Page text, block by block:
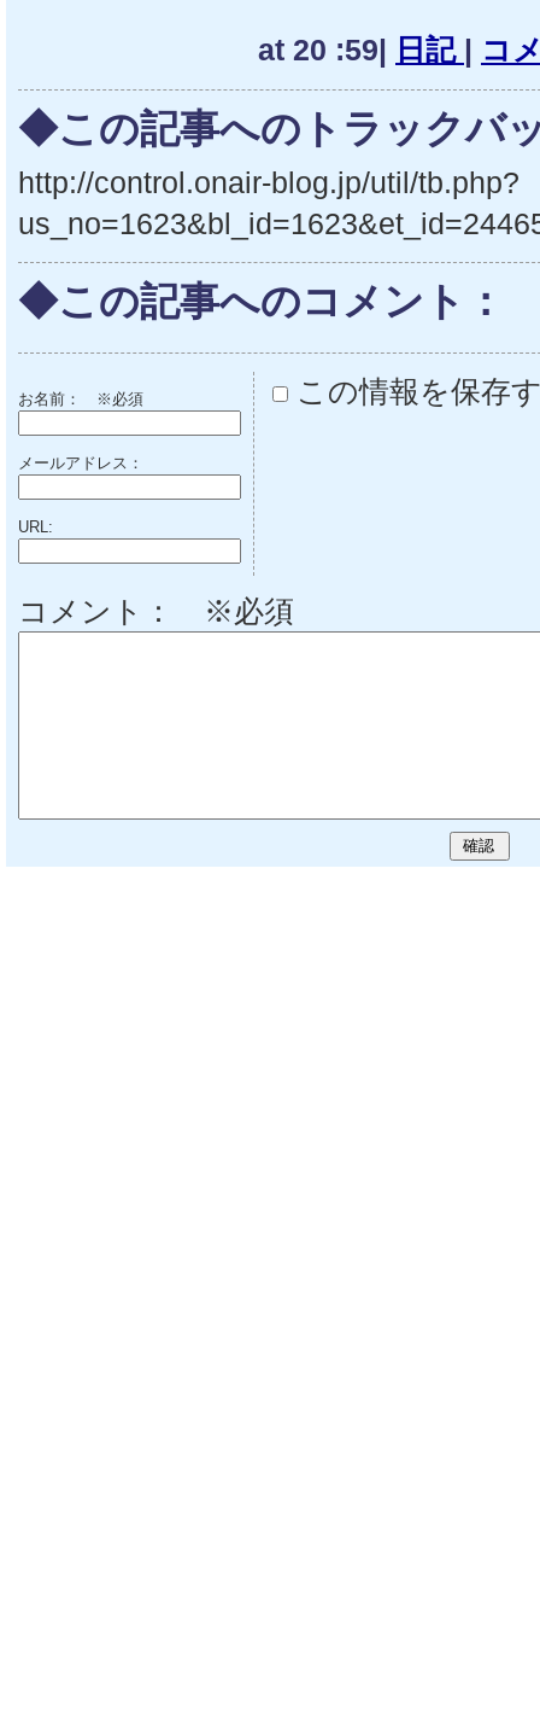
at 20 :59| 日記 | コ
◆この記事へのトラックバ
http://control.onair-blog.jp/util/tb.php?
◆この記事へのコメント：
お名前： ※必須
メールアドレス：
URL:
この情報を保存
コメント： ※必須